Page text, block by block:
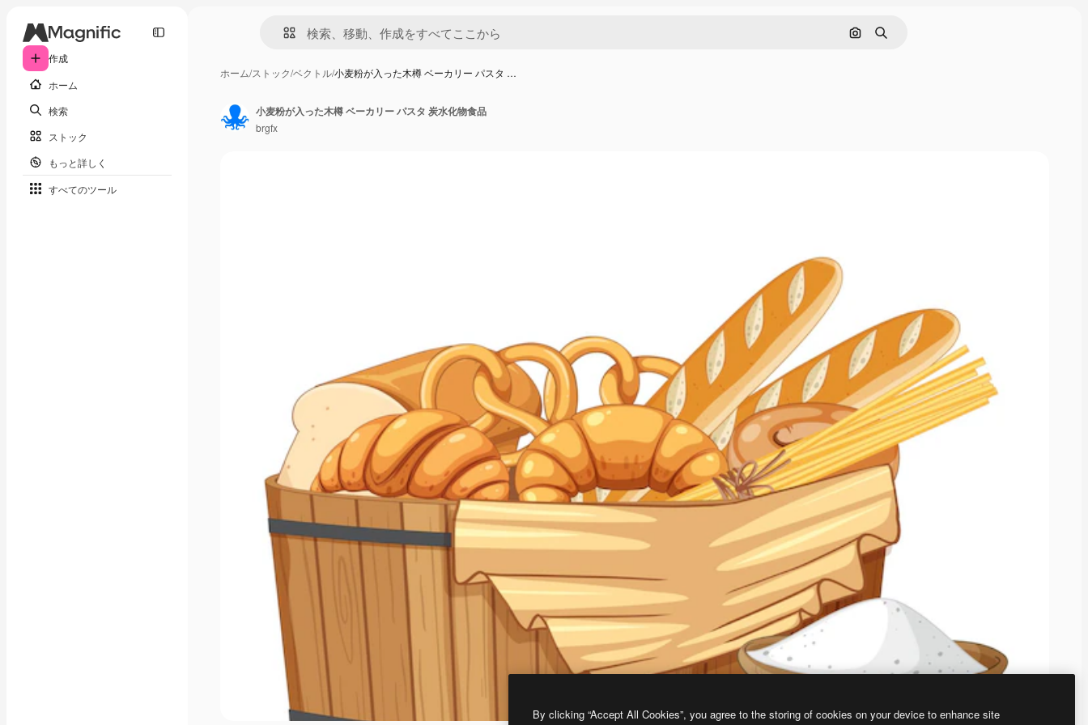
作成
ホーム
検索
ストック
もっと詳しく
すべてのツール
画像で検索
検索
ホーム/ストック/ベクトル/小麦粉が入った木樽 ベーカリー パスタ …
小麦粉が入った木樽 ベーカリー パスタ 炭水化物食品
brgfx
By clicking “Accept All Cookies”, you agree to the storing of cookies on your device to enhance site